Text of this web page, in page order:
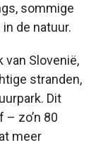
sommige
de natuur.
van Slovenië,
stranden,
Dit
zo’n 80
meer